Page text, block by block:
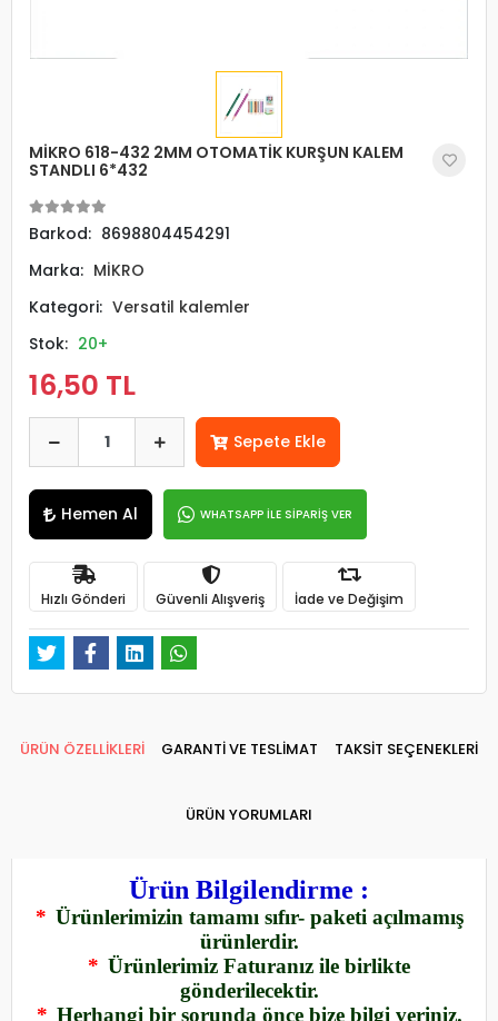
MİKRO 618-432 2MM OTOMATİK KURŞUN KALEM
STANDLI 6*432
Barkod: 8698804454291
Marka: MİKRO
Kategori: Versatil kalemler
Stok: 20+
16,50 TL
Sepete Ekle
Hemen Al WHATSAPP İLE SİPARİŞ VER
Hızlı Gönderi Güvenli Alışveriş İade ve Değişim
ÜRÜN ÖZELLİKLERİ GARANTİ VE TESLİMAT TAKSİT SEÇENEKLERİ
ÜRÜN YORUMLARI
Ürün Bilgilendirme :
* Ürünlerimizin tamamı sıfır- paketi açılmamış
ürünlerdir.
* Ürünlerimiz Faturanız ile birlikte
gönderilecektir.
* Herhangi bir sorunda önce bize bilgi veriniz.